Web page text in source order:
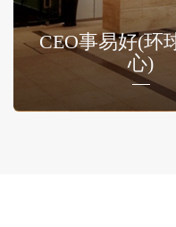
CEO事易好(环
心)